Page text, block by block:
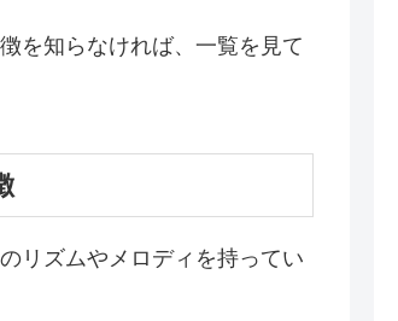
を知らなければ、一覧を見て
リズムやメロディを持ってい